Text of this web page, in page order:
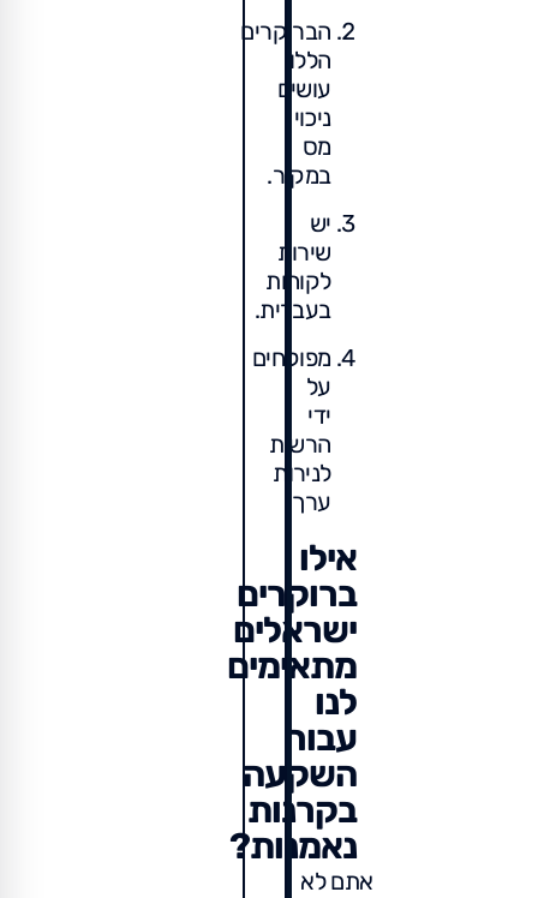
הברוקרים
הללו
עושים
ניכוי
מס
במקור.
יש
שירות
לקוחות
בעברית.
מפוקחים
על
ידי
הרשות
לנירות
ערך.
אילו
ברוקרים
ישראלים
מתאימים
לנו
עבור
השקעה
בקרנות
נאמנות?
אתם לא